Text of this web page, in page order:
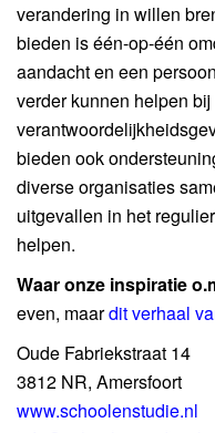
verandering in willen
bieden is één-op-één
aandacht en een
verder kunnen helpen
bieden ook
diverse organisaties
uitgevallen in het
helpen.
Waar onze inspiratie
even, maardit verhaal
Oude Fabriekstraat 14
3812 NR, Amersfoort
www.schoolenstudie.nl